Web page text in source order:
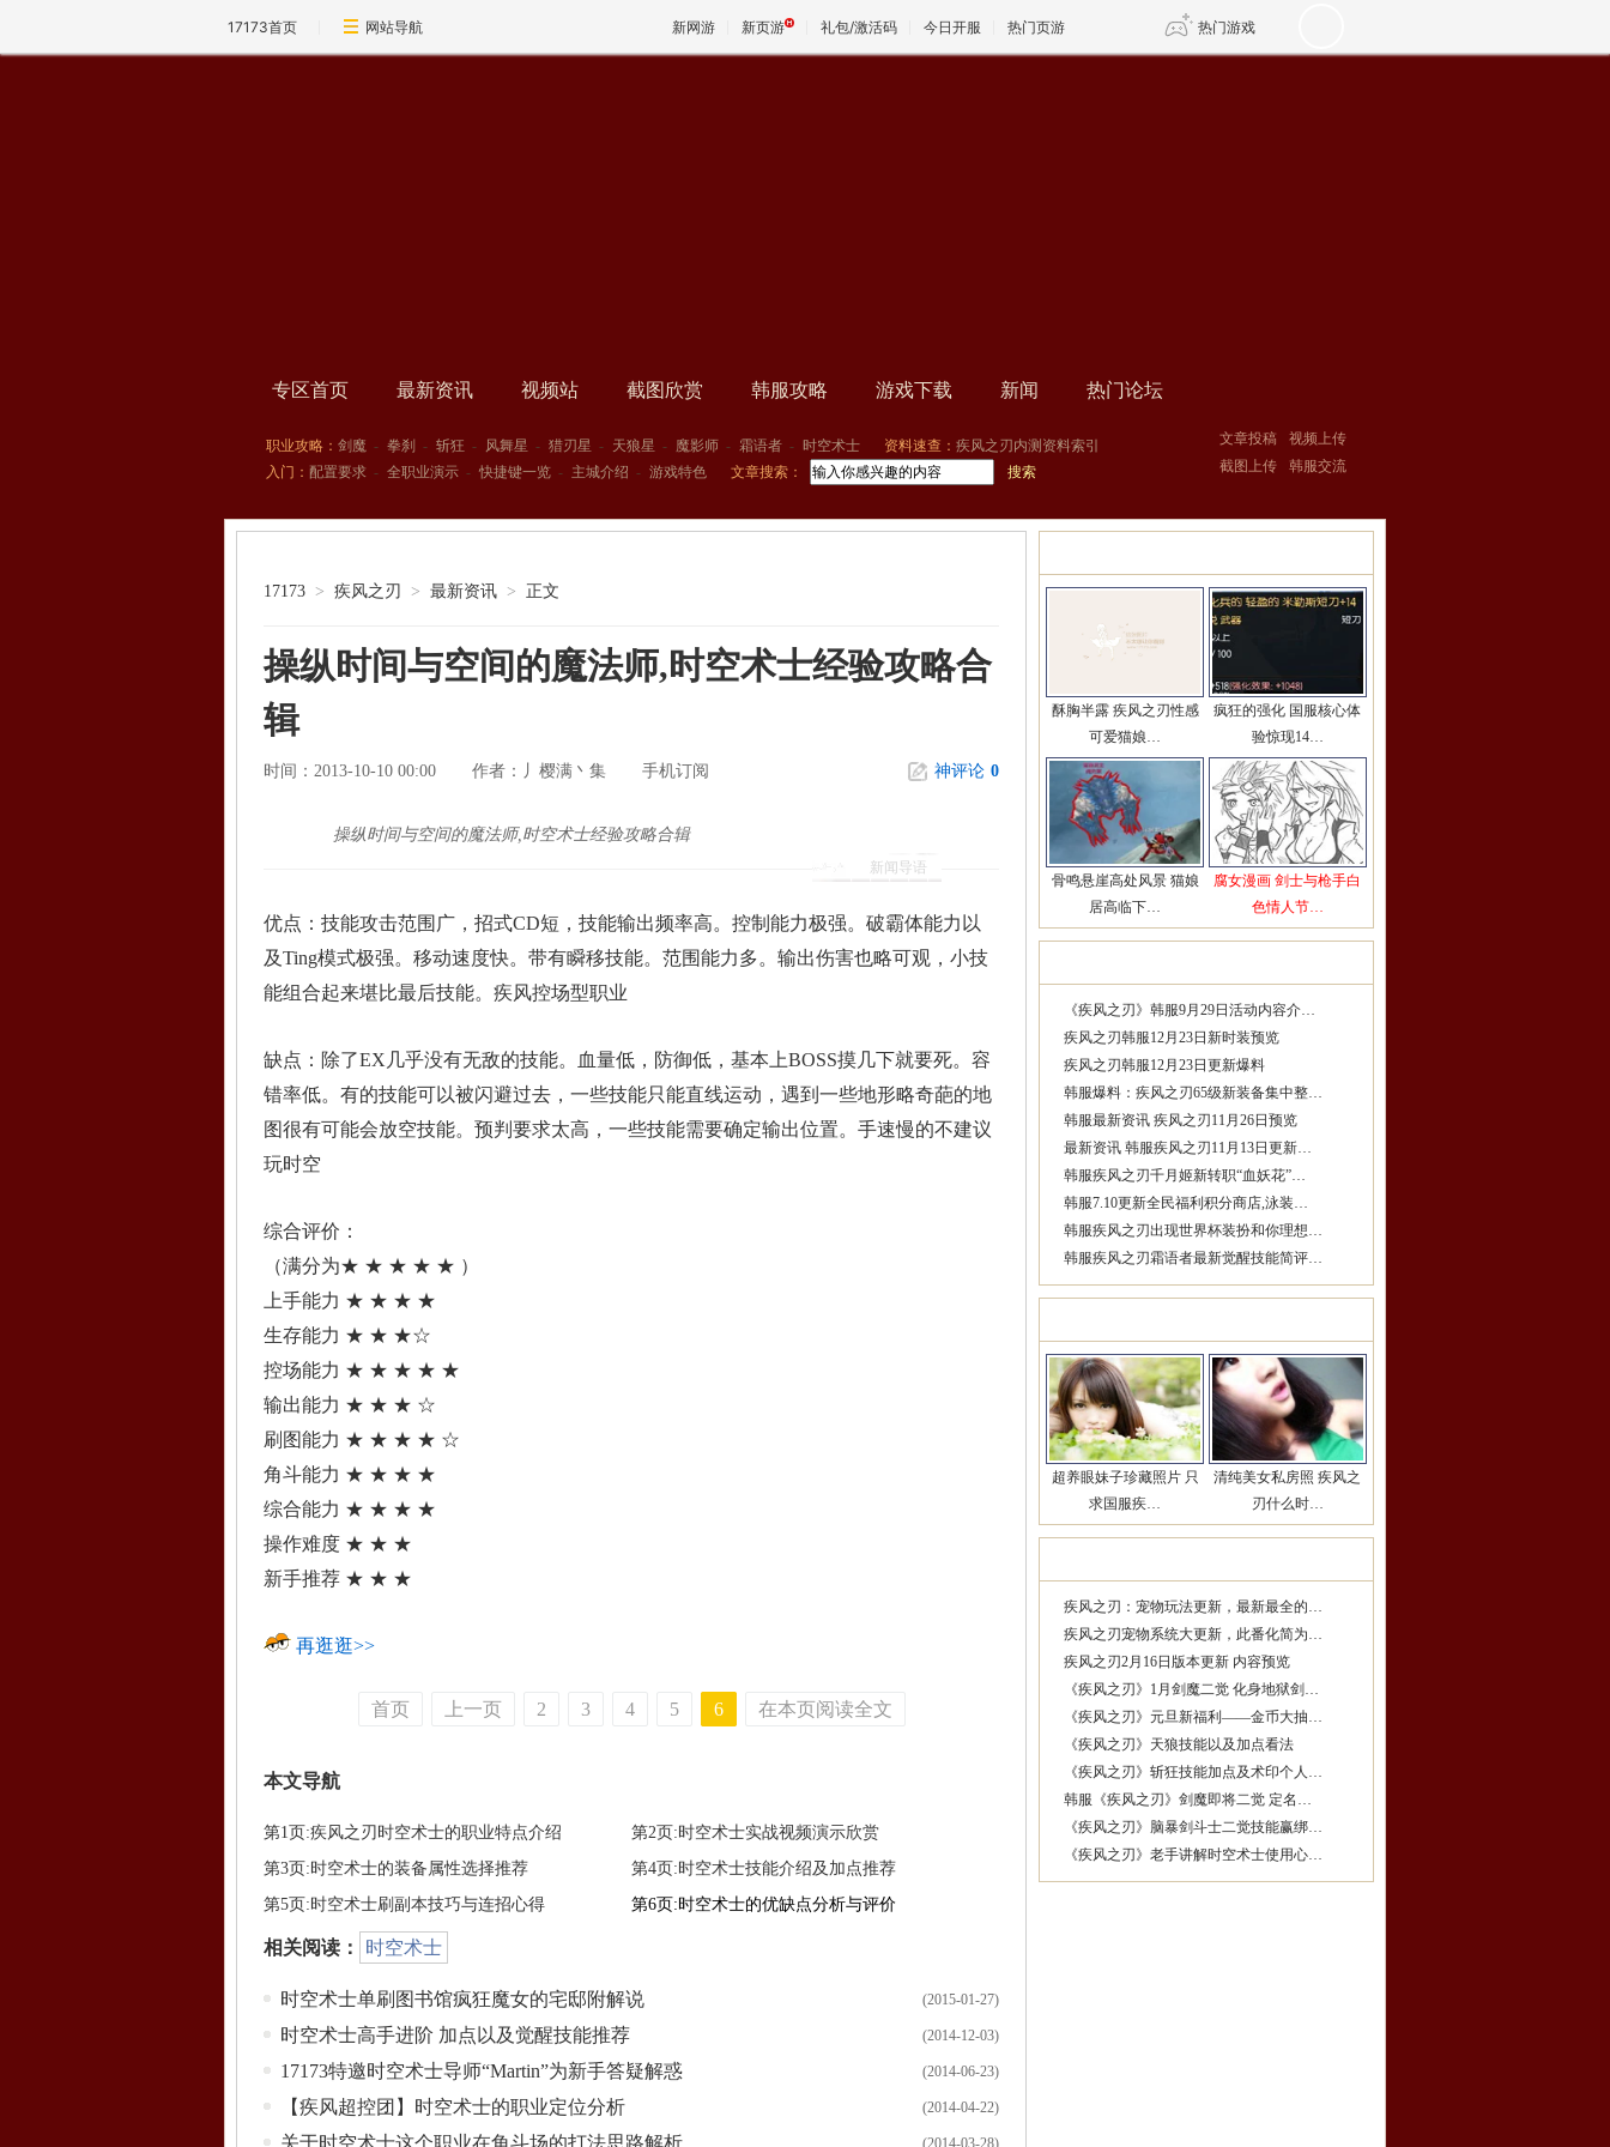
17173首页 网站导航 新网游 新页游 礼包/激活码 今日开服 热门页游 热门游戏
专区首页 最新资讯 视频站 截图欣赏 韩服攻略 游戏下载 新闻 热门论坛
职业攻略： 剑魔 - 拳刹 - 斩狂 - 风舞星 - 猎刃星 - 天狼星 - 魔影师 - 霜语者 - 时空术士 资料速查： 疾风之刃内测资料索引
入门： 配置要求 - 全职业演示 - 快捷键一览 - 主城介绍 - 游戏特色 文章搜索：
文章投稿
视频上传
截图上传
韩服交流
17173 > 疾风之刃 > 最新资讯 > 正文
操纵时间与空间的魔法师,时空术士经验攻略合
辑
时间：2013-10-10 00:00 作者： 丿樱满丶集 手机订阅 神评论 0
新闻导语
操纵时间与空间的魔法师,时空术士经验攻略合辑
优点：技能攻击范围广，招式CD短，技能输出频率高。控制能力极强。破霸体能力以
及Ting模式极强。移动速度快。带有瞬移技能。范围能力多。输出伤害也略可观，小技
能组合起来堪比最后技能。疾风控场型职业
缺点：除了EX几乎没有无敌的技能。血量低，防御低，基本上BOSS摸几下就要死。容
错率低。有的技能可以被闪避过去，一些技能只能直线运动，遇到一些地形略奇葩的地
图很有可能会放空技能。预判要求太高，一些技能需要确定输出位置。手速慢的不建议
玩时空
综合评价：
（满分为★ ★ ★ ★ ★ ）
上手能力 ★ ★ ★ ★
生存能力 ★ ★ ★☆
控场能力 ★ ★ ★ ★ ★
输出能力 ★ ★ ★ ☆
刷图能力 ★ ★ ★ ★ ☆
角斗能力 ★ ★ ★ ★
综合能力 ★ ★ ★ ★
操作难度 ★ ★ ★
新手推荐 ★ ★ ★
再逛逛>>
首页 上一页 2 3 4 5 6 在本页阅读全文
本文导航
第1页:疾风之刃时空术士的职业特点介绍
第3页:时空术士的装备属性选择推荐
第5页:时空术士刷副本技巧与连招心得
第2页:时空术士实战视频演示欣赏
第4页:时空术士技能介绍及加点推荐
第6页:时空术士的优缺点分析与评价
相关阅读： 时空术士
(2015-01-27)
时空术士单刷图书馆疯狂魔女的宅邸附解说
(2014-12-03)
时空术士高手进阶 加点以及觉醒技能推荐
(2014-06-23)
17173特邀时空术士导师“Martin”为新手答疑解惑
(2014-04-22)
【疾风超控团】时空术士的职业定位分析
(2014-03-28)
关于时空术士这个职业在角斗场的打法思路解析
酥胸半露 疾风之刃性感
可爱猫娘…
疯狂的强化 国服核心体
验惊现14…
骨鸣悬崖高处风景 猫娘
居高临下…
腐女漫画 剑士与枪手白
色情人节…
《疾风之刃》韩服9月29日活动内容介…
疾风之刃韩服12月23日新时装预览
疾风之刃韩服12月23日更新爆料
韩服爆料：疾风之刃65级新装备集中整…
韩服最新资讯 疾风之刃11月26日预览
最新资讯 韩服疾风之刃11月13日更新…
韩服疾风之刃千月姬新转职“血妖花”…
韩服7.10更新全民福利积分商店,泳装…
韩服疾风之刃出现世界杯装扮和你理想…
韩服疾风之刃霜语者最新觉醒技能简评…
超养眼妹子珍藏照片 只
求国服疾…
清纯美女私房照 疾风之
刃什么时…
疾风之刃：宠物玩法更新，最新最全的…
疾风之刃宠物系统大更新，此番化简为…
疾风之刃2月16日版本更新 内容预览
《疾风之刃》1月剑魔二觉 化身地狱剑…
《疾风之刃》元旦新福利——金币大抽…
《疾风之刃》天狼技能以及加点看法
《疾风之刃》斩狂技能加点及术印个人…
韩服《疾风之刃》剑魔即将二觉 定名…
《疾风之刃》脑暴剑斗士二觉技能赢绑…
《疾风之刃》老手讲解时空术士使用心…